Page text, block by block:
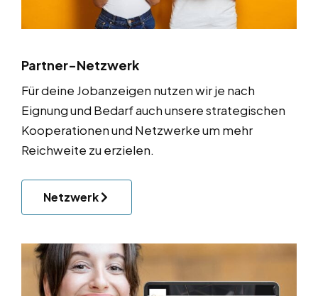
Partner-Netzwerk
Für deine Jobanzeigen nutzen wir je nach
Eignung und Bedarf auch unsere strategischen
Kooperationen und Netzwerke um mehr
Reichweite zu erzielen.
Netzwerk